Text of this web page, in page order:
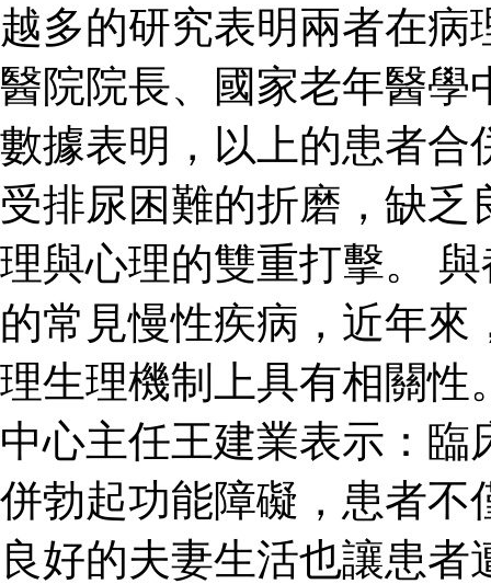
越多的研究表明兩者在
醫院院長、國家老年醫學
數據表明，以上的患者合
受排尿困難的折磨，缺
理與心理的雙重打擊。
的常見慢性疾病，近年
理生理機制上具有相關性
中心主任王建業表示：
併勃起功能障礙，患者不
良好的夫妻生活也讓患